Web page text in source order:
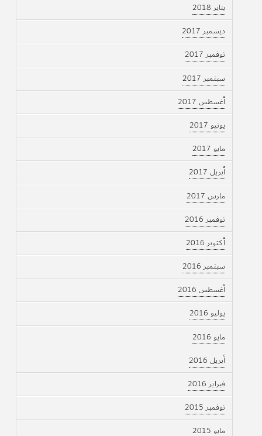
يناير 2018
ديسمبر 2017
نوفمبر 2017
سبتمبر 2017
أغسطس 2017
يونيو 2017
مايو 2017
أبريل 2017
مارس 2017
نوفمبر 2016
أكتوبر 2016
سبتمبر 2016
أغسطس 2016
يوليو 2016
مايو 2016
أبريل 2016
فبراير 2016
نوفمبر 2015
مايو 2015